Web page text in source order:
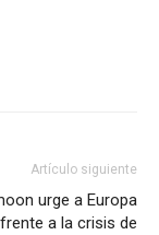
Artículo siguiente
urge a Europa
a la crisis de